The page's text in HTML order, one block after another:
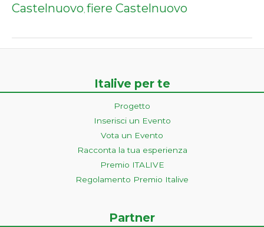
Castelnuovo, fiere Castelnuovo
Italive per te
Progetto
Inserisci un Evento
Vota un Evento
Racconta la tua esperienza
Premio ITALIVE
Regolamento Premio Italive
Partner